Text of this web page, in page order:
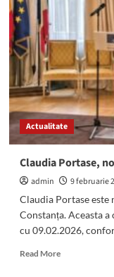
la
ISJ
Constanța:
Se
SUSPENDĂ
cursurile
în
toate
județ
Actualitate
Claudia Portase,
admin
9 februarie
Claudia Portase este
Constanța. Aceasta
cu 09.02.2026,
Read MoreRead